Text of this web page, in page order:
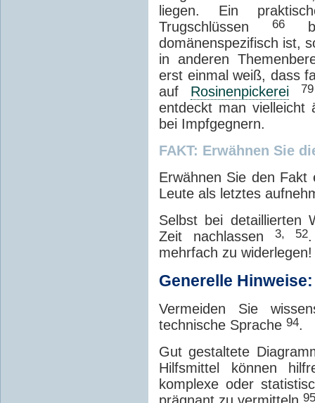
liegen. Ein
Trugschlüssen66
domänenspezifisch ist,
in anderen
erst einmal weiß, dass
auf Rosinenpickerei 79
entdeckt man vielleicht
bei Impfgegnern.
FAKT: Erwähnen Sie
Erwähnen Sie den
Leute als letztes
Selbst bei detaillierten
Zeit nachlassen 3, 52
mehrfach zu widerlegen!
Generelle Hinweise:
Vermeiden Sie
technische Sprache 94.
Gut gestaltete
Hilfsmittel können
komplexe oder